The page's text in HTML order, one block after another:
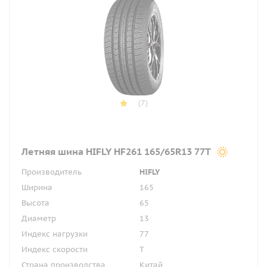
(7)
Летняя шина HIFLY HF261 165/65R13 77T
Производитель
HIFLY
Ширина
165
Высота
65
Диаметр
13
Индекс нагрузки
77
Индекс скорости
T
Страна производства
Китай